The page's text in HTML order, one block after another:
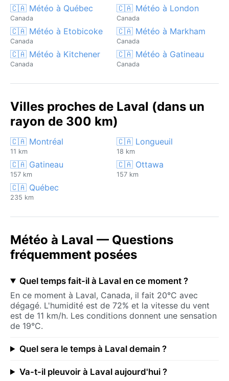
🇨🇦 Météo à Québec
Canada
🇨🇦 Météo à London
Canada
🇨🇦 Météo à Etobicoke
Canada
🇨🇦 Météo à Markham
Canada
🇨🇦 Météo à Kitchener
Canada
🇨🇦 Météo à Gatineau
Canada
Villes proches de Laval (dans un
rayon de 300 km)
🇨🇦 Montréal
11 km
🇨🇦 Longueuil
18 km
🇨🇦 Gatineau
157 km
🇨🇦 Ottawa
157 km
🇨🇦 Québec
235 km
Météo à Laval — Questions
fréquemment posées
Quel temps fait-il à Laval en ce moment ?
En ce moment à Laval, Canada, il fait 20°C avec
dégagé. L'humidité est de 72% et la vitesse du vent
est de 11 km/h. Les conditions donnent une sensation
de 19°C.
Quel sera le temps à Laval demain ?
Va-t-il pleuvoir à Laval aujourd'hui ?